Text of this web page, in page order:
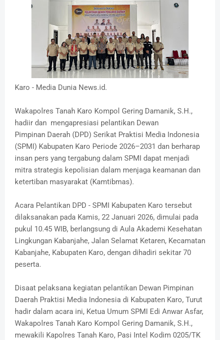
Karo - Media Dunia News.id.
Wakapolres Tanah Karo Kompol Gering Damanik, S.H.,
hadiir dan mengapresiasi pelantikan Dewan
Pimpinan Daerah (DPD) Serikat Praktisi Media Indonesia
(SPMI) Kabupaten Karo Periode 2026–2031 dan berharap
insan pers yang tergabung dalam SPMI dapat menjadi
mitra strategis kepolisian dalam menjaga keamanan dan
ketertiban masyarakat (Kamtibmas).
Acara Pelantikan DPD - SPMI Kabupaten Karo tersebut
dilaksanakan pada Kamis, 22 Januari 2026, dimulai pada
pukul 10.45 WIB, berlangsung di Aula Akademi Kesehatan
Lingkungan Kabanjahe, Jalan Selamat Ketaren, Kecamatan
Kabanjahe, Kabupaten Karo, dengan dihadiri sekitar 70
peserta.
Disaat pelaksana kegiatan pelantikan Dewan Pimpinan
Daerah Praktisi Media Indonesia di Kabupaten Karo, Turut
hadir dalam acara ini, Ketua Umum SPMI Edi Anwar Asfar,
Wakapolres Tanah Karo Kompol Gering Damanik, S.H.,
mewakili Kapolres Tanah Karo, Pasi Intel Kodim 0205/TK